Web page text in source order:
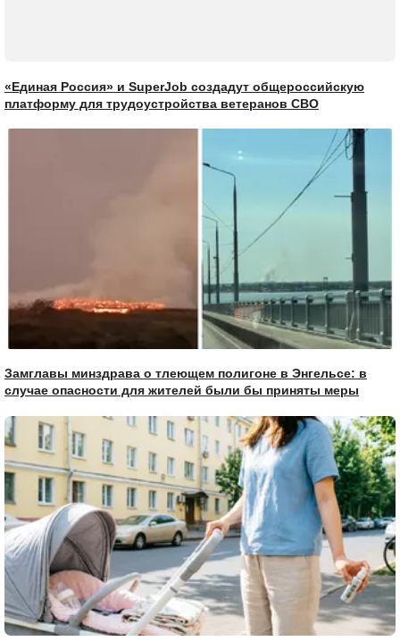
«Единая Россия» и SuperJob создадут общероссийскую
платформу для трудоустройства ветеранов СВО
Замглавы минздрава о тлеющем полигоне в Энгельсе: в
случае опасности для жителей были бы приняты меры